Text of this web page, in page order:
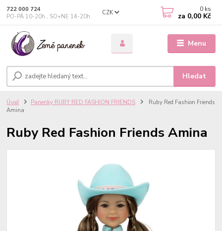
Menu
CZK
Hledat
722 000 724
PO-PÁ 10-20h., SO+NE 14-20h.
0 ks
za 0,00 Kč
Úvod Panenky RUBY RED FASHION FRIENDS
Ruby Red Fashion Friends
Amina
Ruby Red Fashion Friends Amina